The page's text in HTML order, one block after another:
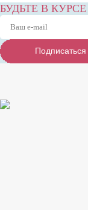
БУДЬТЕ В
Подписаться
Подписаться
Подписаться